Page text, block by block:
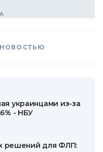
украинцами из-за
- НБУ
решений для ФЛП: